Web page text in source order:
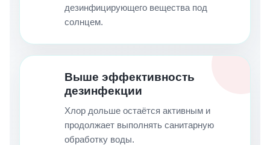
дезинфицирующего вещества под
солнцем.
Выше эффективность
дезинфекции
Хлор дольше остаётся активным и
продолжает выполнять санитарную
обработку воды.